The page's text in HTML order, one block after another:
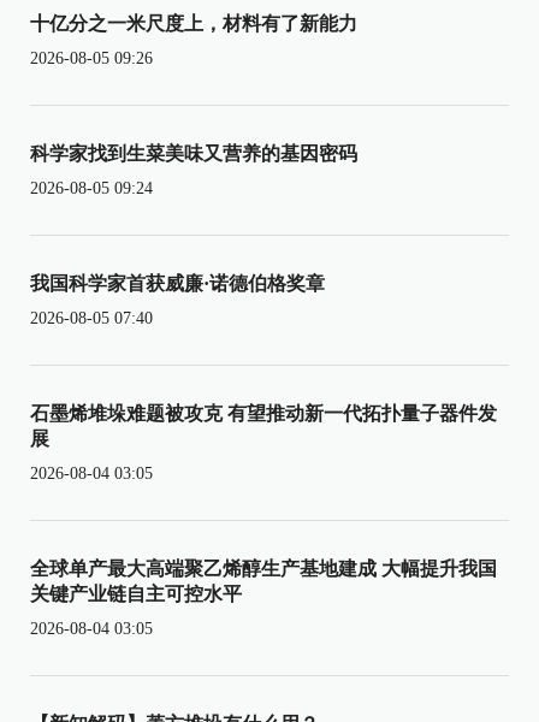
十亿分之一米尺度上，材料有了新能力
2026-08-05 09:26
科学家找到生菜美味又营养的基因密码
2026-08-05 09:24
我国科学家首获威廉·诺德伯格奖章
2026-08-05 07:40
石墨烯堆垛难题被攻克 有望推动新一代拓扑量子器件发
展
2026-08-04 03:05
全球单产最大高端聚乙烯醇生产基地建成 大幅提升我国
关键产业链自主可控水平
2026-08-04 03:05